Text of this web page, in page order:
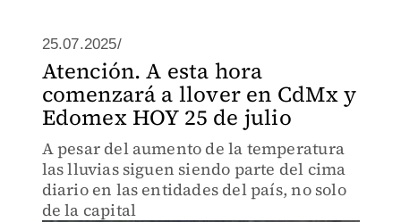
25.07.2025/
Atención. A esta hora
comenzará a llover en CdMx y
Edomex HOY 25 de julio
A pesar del aumento de la temperatura
las lluvias siguen siendo parte del cima
diario en las entidades del país, no solo
de la capital